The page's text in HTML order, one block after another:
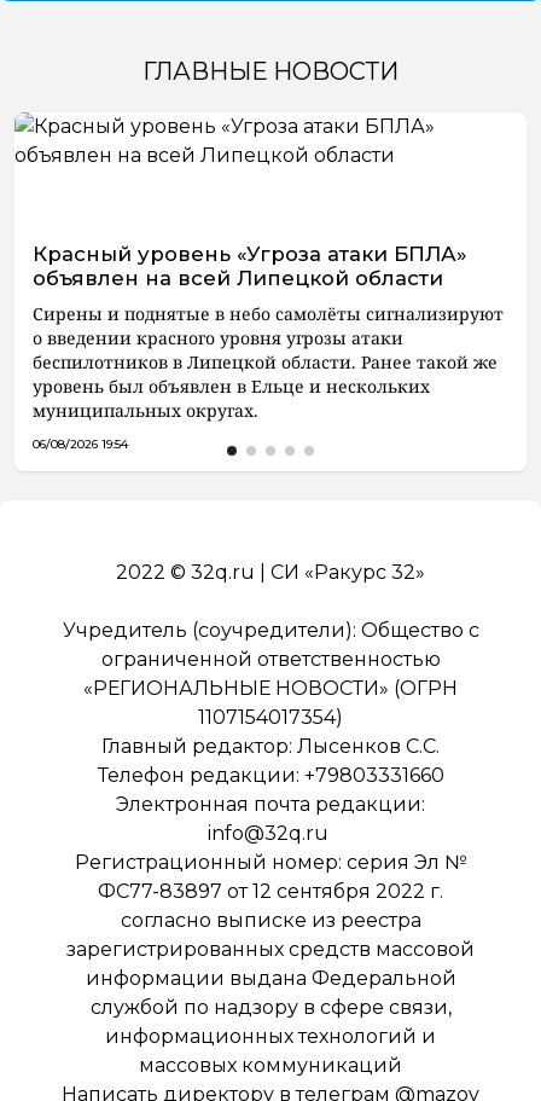
ГЛАВНЫЕ НОВОСТИ
Красный уровень «Угроза атаки БПЛА»
объявлен на всей Липецкой области
Сирены и поднятые в небо самолёты сигнализируют
о введении красного уровня угрозы атаки
беспилотников в Липецкой области. Ранее такой же
уровень был объявлен в Ельце и нескольких
муниципальных округах.
06/08/2026 19:54
2022 © 32q.ru | СИ «Ракурс 32»
Учредитель (соучредители): Общество с
ограниченной ответственностью
«РЕГИОНАЛЬНЫЕ НОВОСТИ» (ОГРН
1107154017354)
Главный редактор: Лысенков С.С.
Телефон редакции: +79803331660
Электронная почта редакции:
info@32q.ru
Регистрационный номер: серия Эл №
ФС77-83897 от 12 сентября 2022 г.
согласно выписке из реестра
зарегистрированных средств массовой
информации выдана Федеральной
службой по надзору в сфере связи,
информационных технологий и
массовых коммуникаций
Написать директору в телеграм @mazov